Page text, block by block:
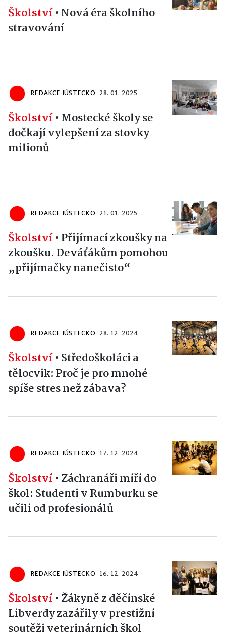
Školství• Nová éra školního
stravování
REDAKCE IÚSTECKO 28. 01. 2025
Školství• Mostecké školy se
dočkají vylepšení za stovky
milionů
REDAKCE IÚSTECKO 21. 01. 2025
Školství• Přijímací zkoušky na
zkoušku. Deváťákům pomohou
„přijímačky nanečisto“
REDAKCE IÚSTECKO 28. 12. 2024
Školství• Středoškoláci a
tělocvik: Proč je pro mnohé
spíše stres než zábava?
REDAKCE IÚSTECKO 17. 12. 2024
Školství• Záchranáři míří do
škol: Studenti v Rumburku se
učili od profesionálů
REDAKCE IÚSTECKO 16. 12. 2024
Školství• Žákyně z děčínské
Libverdy zazářily v prestižní
soutěži veterinárních škol